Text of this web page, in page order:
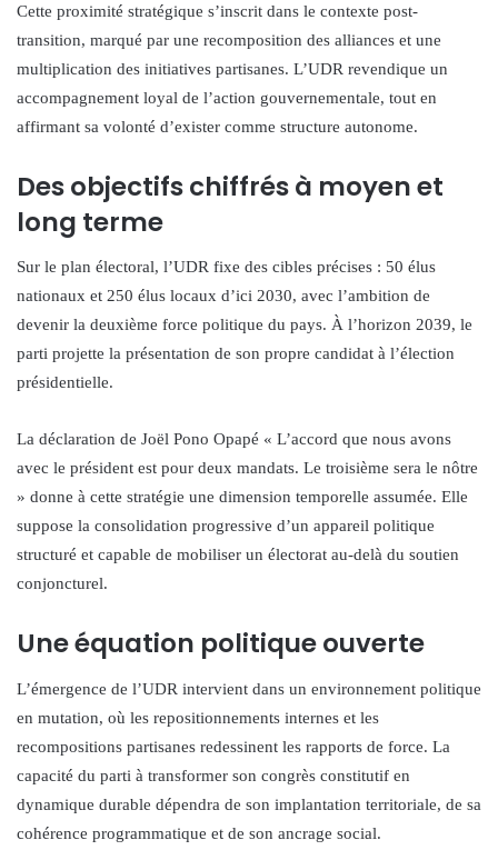
Cette proximité stratégique s’inscrit dans le contexte post-
transition, marqué par une recomposition des alliances et une
multiplication des initiatives partisanes. L’UDR revendique un
accompagnement loyal de l’action gouvernementale, tout en
affirmant sa volonté d’exister comme structure autonome.
Des objectifs chiffrés à moyen et
long terme
Sur le plan électoral, l’UDR fixe des cibles précises : 50 élus
nationaux et 250 élus locaux d’ici 2030, avec l’ambition de
devenir la deuxième force politique du pays. À l’horizon 2039, le
parti projette la présentation de son propre candidat à l’élection
présidentielle.
La déclaration de Joël Pono Opapé « L’accord que nous avons
avec le président est pour deux mandats. Le troisième sera le nôtre
» donne à cette stratégie une dimension temporelle assumée. Elle
suppose la consolidation progressive d’un appareil politique
structuré et capable de mobiliser un électorat au-delà du soutien
conjoncturel.
Une équation politique ouverte
L’émergence de l’UDR intervient dans un environnement politique
en mutation, où les repositionnements internes et les
recompositions partisanes redessinent les rapports de force. La
capacité du parti à transformer son congrès constitutif en
dynamique durable dépendra de son implantation territoriale, de sa
cohérence programmatique et de son ancrage social.